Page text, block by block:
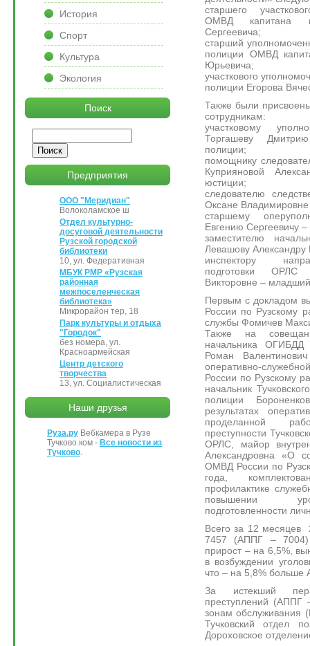
старшего
ОМВД капитана
Сергеевича;
старший
полиции ОМВД
Юрьевича;
участкового
полиции Егорова
Также были
сотрудникам:
участковому
Торгашеву
полиции;
помощнику
Куприяновой
юстиции;
следователю
Оксане
старшему
Евгению Сергеевичу
заместителю
Левашову
инспектору
подготовки
Викторовне –
Первым с докладом
России по Рузскому
службы Фомичев
Также на
начальника
Роман
оперативно-
России по Рузскому
начальник
полиции
результатах
проделанной
преступности
ОРЛС, майор
Александровна «О
ОМВД России по
года,
профилактике
повышении
подготовленности
Всего за 12
7457 (АППГ – 7004)
прирост – на 6,5%,
в возбуждении
что – на 5,8% больше
За истекший
преступлений (АППГ
зонам
Тучковский отдел
Дороховское
История
Спорт
Культура
Экология
Поиск
Предприятия
ООО "Меридиан"
Волоколамское ш
Отдел культурно-
досуговой деятельности
Рузской городской
библиотеки
10, ул. Федеративная
МБУК РМР «Рузская
районная
межпоселенческая
библиотека»
Микрорайон тер, 18
Парк культуры и отдыха
"Городок"
без номера, ул.
Красноармейская
Центр детского
творчества
13, ул. Социалистическая
Наши друзья
Руза.ру Вебкамера в Рузе
Тучково.ком - Все новости из
Тучково.